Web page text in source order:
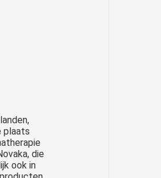
plaats
die
ook in